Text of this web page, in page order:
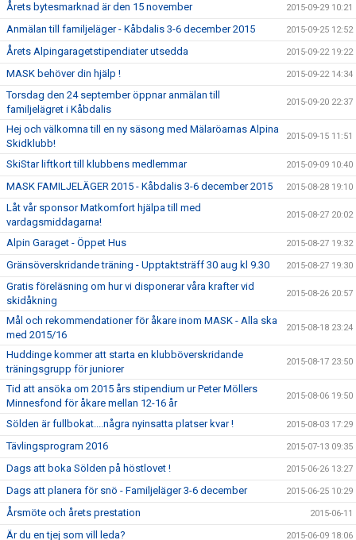
Årets bytesmarknad är den 15 november 2015-09-29 10:21
Anmälan till familjeläger - Kåbdalis 3-6 december 2015 2015-09-25 12:52
Årets Alpingaragetstipendiater utsedda 2015-09-22 19:22
MASK behöver din hjälp ! 2015-09-22 14:34
Torsdag den 24 september öppnar anmälan till
familjelägret i Kåbdalis
2015-09-20 22:37
Hej och välkomna till en ny säsong med Mälaröarnas Alpina
Skidklubb!
2015-09-15 11:51
SkiStar liftkort till klubbens medlemmar 2015-09-09 10:40
MASK FAMILJELÄGER 2015 - Kåbdalis 3-6 december 2015 2015-08-28 19:10
Låt vår sponsor Matkomfort hjälpa till med
vardagsmiddagarna!
2015-08-27 20:02
Alpin Garaget - Öppet Hus 2015-08-27 19:32
Gränsöverskridande träning - Upptaktsträff 30 aug kl 9.30 2015-08-27 19:30
Gratis föreläsning om hur vi disponerar våra krafter vid
skidåkning
2015-08-26 20:57
Mål och rekommendationer för åkare inom MASK - Alla ska
med 2015/16
2015-08-18 23:24
Huddinge kommer att starta en klubböverskridande
träningsgrupp för juniorer
2015-08-17 23:50
Tid att ansöka om 2015 års stipendium ur Peter Möllers
Minnesfond för åkare mellan 12-16 år
2015-08-06 19:50
Sölden är fullbokat....några nyinsatta platser kvar ! 2015-08-03 17:29
Tävlingsprogram 2016 2015-07-13 09:35
Dags att boka Sölden på höstlovet ! 2015-06-26 13:27
Dags att planera för snö - Familjeläger 3-6 december 2015-06-25 10:29
Årsmöte och årets prestation 2015-06-11
Är du en tjej som vill leda? 2015-06-09 18:06